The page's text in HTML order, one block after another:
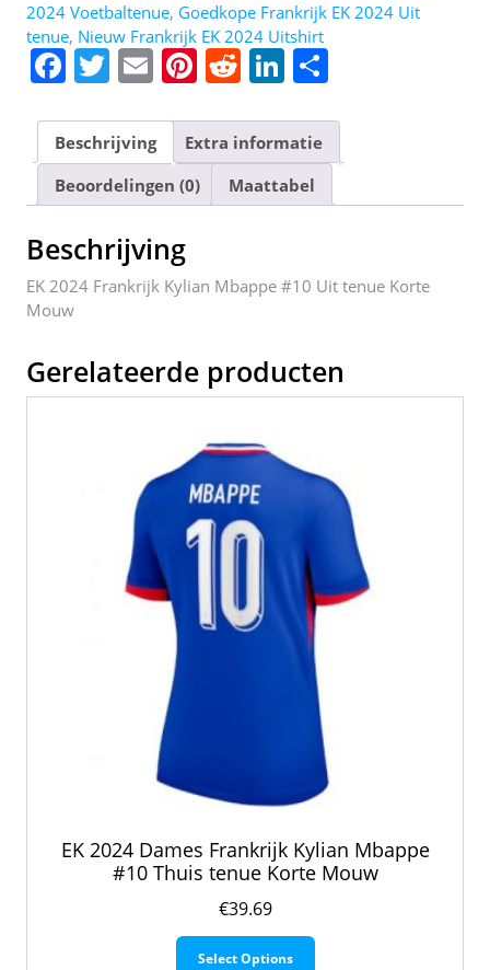
2024 Voetbaltenue, Goedkope Frankrijk EK 2024 Uit
tenue, Nieuw Frankrijk EK 2024 Uitshirt
F
c
e
b
o
o
k
T
itt
er
E
ai
l
Pi
er
e
st
R
d
di
t
Li
k
e
dI
e
n
Beschrijving
Extra informatie
Beoordelingen (0)
Maattabel
Beschrijving
EK 2024 Frankrijk Kylian Mbappe #10 Uit tenue Korte
Mouw
Gerelateerde producten
EK 2024 Dames Frankrijk Kylian Mbappe
#10 Thuis tenue Korte Mouw
€39.69
Select Options
Dit